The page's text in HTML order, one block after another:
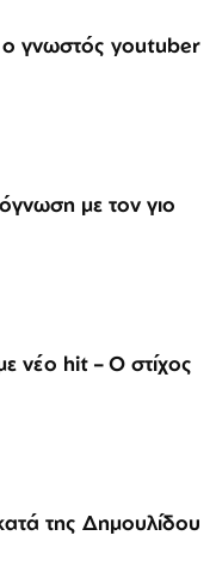
ο γνωστός youtuber
με τον γιο
νέο hit – Ο στίχος
της Δημουλίδου